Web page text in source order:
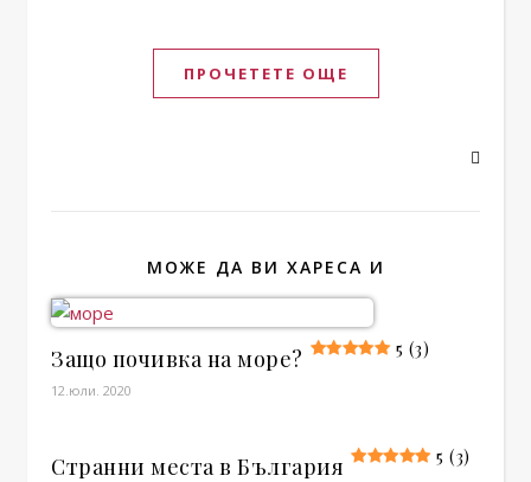
ПРОЧЕТЕТЕ ОЩЕ
МОЖЕ ДА ВИ ХАРЕСА И
Защо почивка на море? 5 (3)
12.юли. 2020
Странни места в България 5 (3)